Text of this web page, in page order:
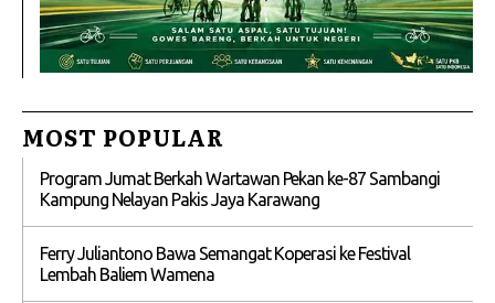
MOST POPULAR
Program Jumat Berkah Wartawan Pekan ke-87 Sambangi
Kampung Nelayan Pakis Jaya Karawang
Ferry Juliantono Bawa Semangat Koperasi ke Festival
Lembah Baliem Wamena